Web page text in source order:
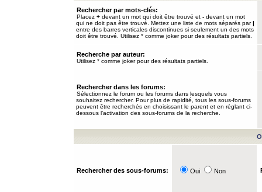
Rechercher par mots-clés:
Placez + devant un mot qui doit être trouvé et - devant un mot
qui ne doit pas être trouvé. Mettez une liste de mots séparés par|
entre des barres verticales discontinues si seulement un des mots
doit être trouvé. Utilisez * comme joker pour des résultats partiels.
Recherche par auteur:
Utilisez * comme joker pour des résultats partiels.
Rechercher dans les forums:
Sélectionnez le forum ou les forums dans lesquels vous
souhaitez rechercher. Pour plus de rapidité, tous les sous-forums
peuvent être recherchés en choisissant le parent et en réglant ci-
dessous l’activation des sous-forums de la recherche.
Rechercher des sous-forums: Oui Non